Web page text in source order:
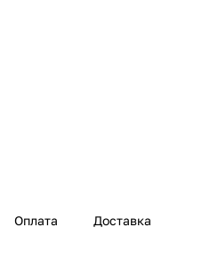
Оплата Доставка